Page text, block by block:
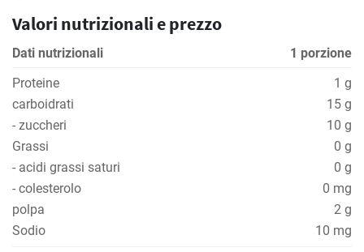
Valori nutrizionali e prezzo
Dati nutrizionali
1 porzione
Proteine
1 g
carboidrati
15 g
- zuccheri
10 g
Grassi
0 g
- acidi grassi saturi
0 g
- colesterolo
0 mg
polpa
2 g
Sodio
10 mg